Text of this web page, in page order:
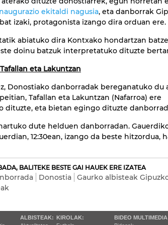
ekitaldi nagusia, eta danborrak
izaki, protagonista izango dira orduan ere.
abiatuko dira Kontxako hondartzan
doinu batzuk interpretatuko dituzte
eta Lakuntzan
Donostiako danborradak bereganatuko du
Tafallan eta Lakuntzan (Nafarroa) ere
dituzte, eta bietan egingo dituzte
dute helduen danborradan.
12:30ean, izango da beste hitzordua,
BALITEKE BESTE GAI HAUEK ERE IZATEA
Donostia
Gaurko albisteak
ALBISTEAK: KIROLAK:
BIDEO MULTIMEDIA